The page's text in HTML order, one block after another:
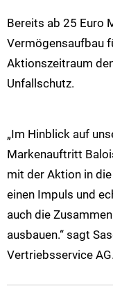
Bereits ab 25 Euro
Vermögensaufbau
Aktionszeitraum
Unfallschutz.
„Im Hinblick auf
Markenauftritt
mit der Aktion in
einen Impuls und
auch die
ausbauen.“ sagt
Vertriebsservice AG.